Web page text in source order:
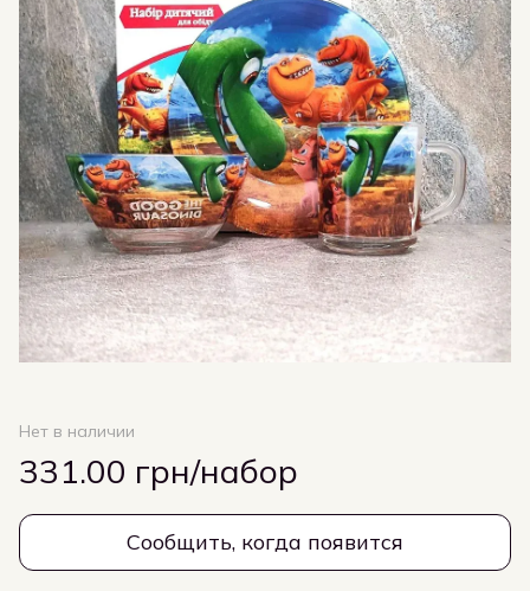
Нет в наличии
331.00 грн/набор
Сообщить, когда появится